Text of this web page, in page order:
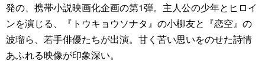
発の、携帯小説映画化企画の第1弾。主人公の少年とヒロイ
ンを演じる、『トウキョウソナタ』の小柳友と『恋空』の
波瑠ら、若手俳優たちが出演。甘く苦い思いをのせた詩情
あふれる映像が印象深い。